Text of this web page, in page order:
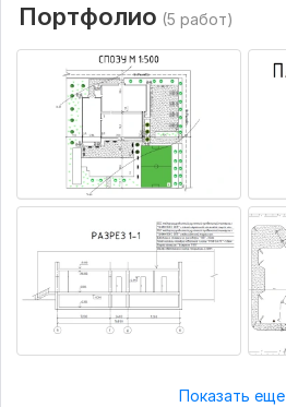
Портфолио (5 работ)
Показать еще